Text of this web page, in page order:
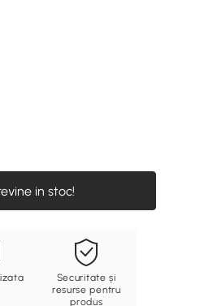
in stoc!
Securitate și
resurse pentru
produs